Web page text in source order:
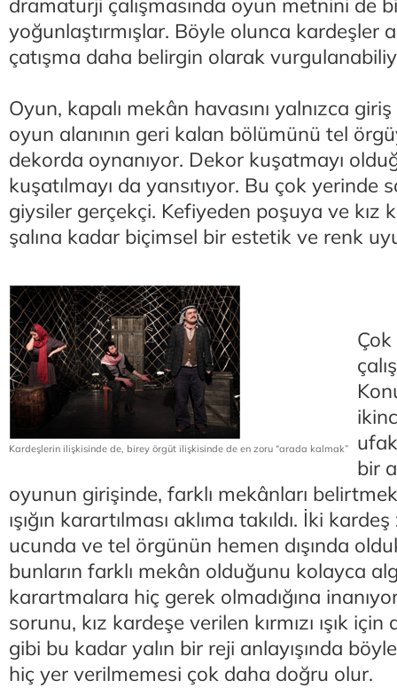
dramaturji çalışmasında oyun metnini de
yoğunlaştırmışlar. Böyle olunca kardeşler
çatışma daha belirgin olarak
Oyun, kapalı mekân havasını yalnızca giriş
oyun alanının geri kalan bölümünü tel
dekorda oynanıyor. Dekor kuşatmayı
kuşatılmayı da yansıtıyor. Bu çok yerinde
giysiler gerçekçi. Kefiyeden poşuya ve kız
şalına kadar biçimsel bir estetik ve renk
Kardeşlerin ilişkisinde de, birey örgüt ilişkisinde de en zoru “arada kalmak”
Çok
bir
oyunun girişinde, farklı mekânları
ışığın karartılması aklıma takıldı. İki
ucunda ve tel örgünün hemen dışında
bunların farklı mekân olduğunu kolayca
karartmalara hiç gerek olmadığına
sorunu, kız kardeşe verilen kırmızı ışık
gibi bu kadar yalın bir reji anlayışında
hiç yer verilmemesi çok daha doğru olur.